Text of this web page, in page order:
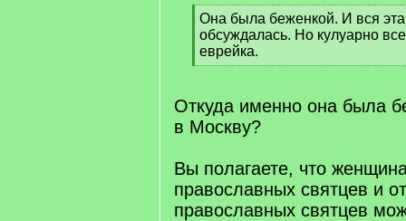
[
q
]
Она была беженкой. И вся
обсуждалась. Но кулуарно
еврейка.
[
q
]
Откуда именно она была
в Москву?
Вы полагаете, что
православных святцев и
православных святцев